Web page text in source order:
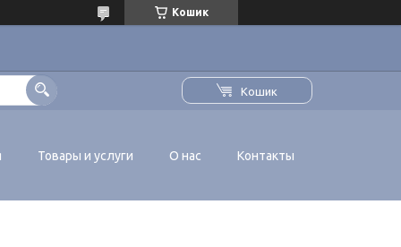
Кошик
Кошик
Товары и услуги О нас Контакты